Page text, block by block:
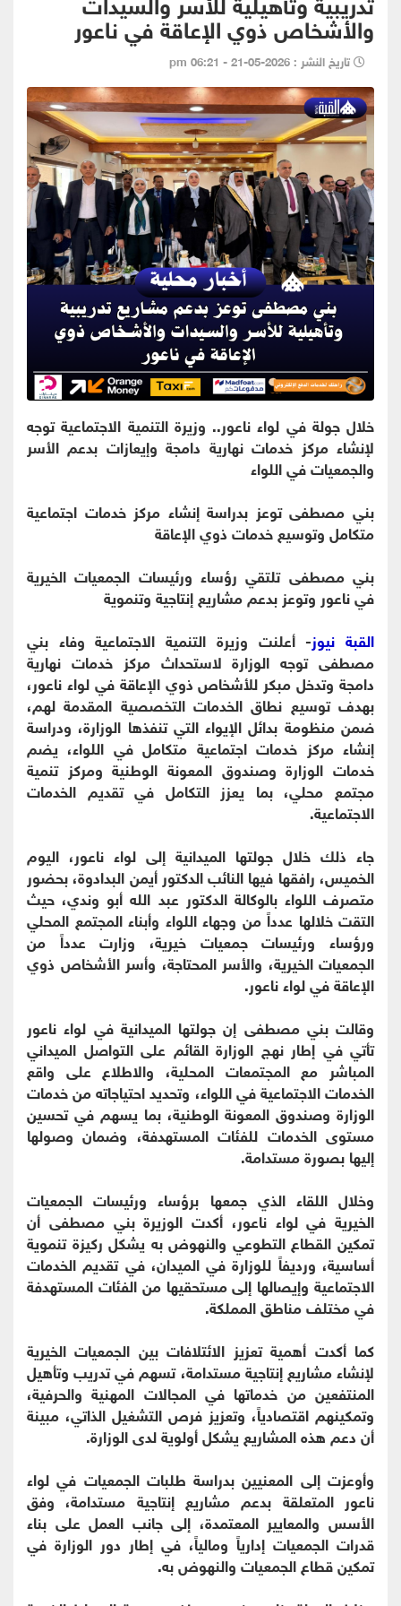
والأشخاص ذوي الإعاقة في ناعور
تاريخ النشر : 2026-05-21 - 06:21 pm
خلال جولة في لواء ناعور.. وزيرة التنمية الاجتماعية توجه
لإنشاء مركز خدمات نهارية دامجة وإيعازات بدعم الأسر
والجمعيات في اللواء
بني مصطفى توعز بدراسة إنشاء مركز خدمات اجتماعية
متكامل وتوسيع خدمات ذوي الإعاقة
بني مصطفى تلتقي رؤساء ورئيسات الجمعيات الخيرية
في ناعور وتوعز بدعم مشاريع إنتاجية وتنموية
القبة نيوز- أعلنت وزيرة التنمية الاجتماعية وفاء بني
مصطفى توجه الوزارة لاستحداث مركز خدمات نهارية
دامجة وتدخل مبكر للأشخاص ذوي الإعاقة في لواء ناعور،
بهدف توسيع نطاق الخدمات التخصصية المقدمة لهم،
ضمن منظومة بدائل الإيواء التي تنفذها الوزارة، ودراسة
إنشاء مركز خدمات اجتماعية متكامل في اللواء، يضم
خدمات الوزارة وصندوق المعونة الوطنية ومركز تنمية
مجتمع محلي، بما يعزز التكامل في تقديم الخدمات
الاجتماعية.
جاء ذلك خلال جولتها الميدانية إلى لواء ناعور، اليوم
الخميس، رافقها فيها النائب الدكتور أيمن البدادوة، بحضور
متصرف اللواء بالوكالة الدكتور عبد الله أبو وندي، حيث
التقت خلالها عدداً من وجهاء اللواء وأبناء المجتمع المحلي
ورؤساء ورئيسات جمعيات خيرية، وزارت عدداً من
الجمعيات الخيرية، والأسر المحتاجة، وأسر الأشخاص ذوي
الإعاقة في لواء ناعور.
وقالت بني مصطفى إن جولتها الميدانية في لواء ناعور
تأتي في إطار نهج الوزارة القائم على التواصل الميداني
المباشر مع المجتمعات المحلية، والاطلاع على واقع
الخدمات الاجتماعية في اللواء، وتحديد احتياجاته من خدمات
الوزارة وصندوق المعونة الوطنية، بما يسهم في تحسين
مستوى الخدمات للفئات المستهدفة، وضمان وصولها
إليها بصورة مستدامة.
وخلال اللقاء الذي جمعها برؤساء ورئيسات الجمعيات
الخيرية في لواء ناعور، أكدت الوزيرة بني مصطفى أن
تمكين القطاع التطوعي والنهوض به يشكل ركيزة تنموية
أساسية، ورديفاً للوزارة في الميدان، في تقديم الخدمات
الاجتماعية وإيصالها إلى مستحقيها من الفئات المستهدفة
في مختلف مناطق المملكة.
كما أكدت أهمية تعزيز الائتلافات بين الجمعيات الخيرية
لإنشاء مشاريع إنتاجية مستدامة، تسهم في تدريب وتأهيل
المنتفعين من خدماتها في المجالات المهنية والحرفية،
وتمكينهم اقتصادياً، وتعزيز فرص التشغيل الذاتي، مبينة
أن دعم هذه المشاريع يشكل أولوية لدى الوزارة.
وأوعزت إلى المعنيين بدراسة طلبات الجمعيات في لواء
ناعور المتعلقة بدعم مشاريع إنتاجية مستدامة، وفق
الأسس والمعايير المعتمدة، إلى جانب العمل على بناء
قدرات الجمعيات إدارياً ومالياً، في إطار دور الوزارة في
تمكين قطاع الجمعيات والنهوض به.